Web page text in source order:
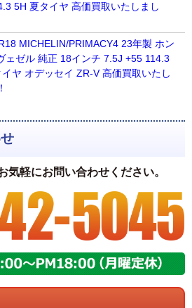
5H 夏タイヤ 高価買取いたしまし
MICHELIN/PRIMACY4 23年製 ホン
ェゼル 純正 18インチ 7.5J +55 114.3
ヤ オデッセイ ZR-V 高価買取いたし
気軽にお問い合わせください。